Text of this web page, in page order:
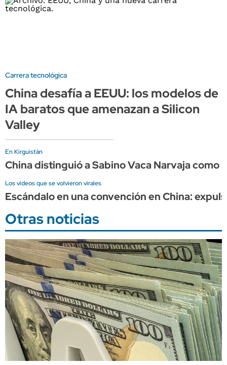
Carrera tecnológica
China desafía a EEUU: los modelos de
IA baratos que amenazan a Silicon
Valley
En Kirguistán
China distinguió a Sabino Vaca Narvaja como
Los videos que se volvieron virales
Escándalo en una convención en China:
Otras noticias